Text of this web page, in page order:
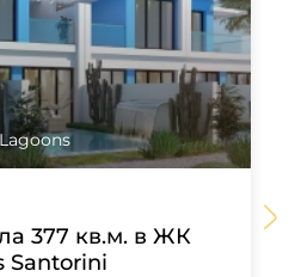
377 кв.м. в ЖК
Santorini